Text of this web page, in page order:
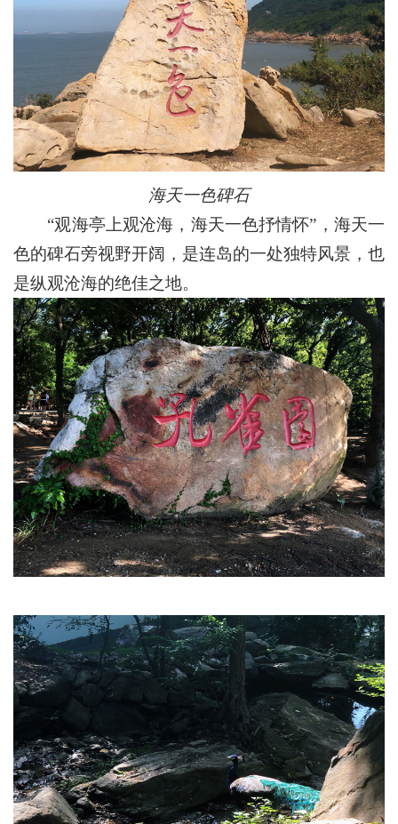
海天一色碑石
“观海亭上观沧海，海天一色抒情怀”，海天一
色的碑石旁视野开阔，是连岛的一处独特风景，也
是纵观沧海的绝佳之地。